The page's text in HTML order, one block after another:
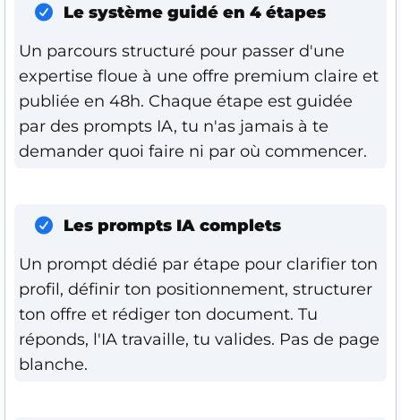
Le système guidé en 4 étapes
Un parcours structuré pour passer d'une
expertise floue à une offre premium claire et
publiée en 48h. Chaque étape est guidée
par des prompts IA, tu n'as jamais à te
demander quoi faire ni par où commencer.
Les prompts IA complets
Un prompt dédié par étape pour clarifier ton
profil, définir ton positionnement, structurer
ton offre et rédiger ton document. Tu
réponds, l'IA travaille, tu valides. Pas de page
blanche.